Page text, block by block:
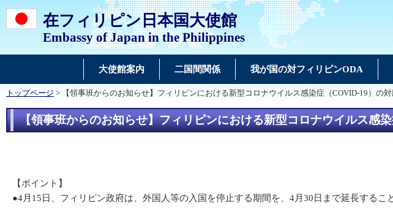
在フィリピン日本国大使館
Embassy of Japan in the Philippines
大使館案内 二国間関係 我が国の対フィリピンODA
トップページ > 【領事班からのお知らせ】フィリピンにおける新型コロナウイルス感染症（COVID-19）の
【領事班からのお知らせ】フィリピンにおける新型コロナウイルス感
【ポイント】
●4月15日、フィリピン政府は、外国人等の入国を停止する期間を、4月30日まで延長するこ